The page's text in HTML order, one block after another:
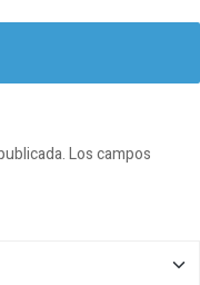
Los campos